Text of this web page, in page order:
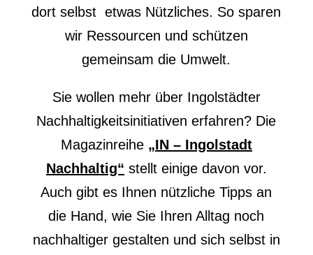
dort selbst etwas Nützliches. So sparen
wir Ressourcen und schützen
gemeinsam die Umwelt.
Sie wollen mehr über Ingolstädter
Nachhaltigkeitsinitiativen erfahren? Die
Magazinreihe „IN – Ingolstadt
Nachhaltig“ stellt einige davon vor.
Auch gibt es Ihnen nützliche Tipps an
die Hand, wie Sie Ihren Alltag noch
nachhaltiger gestalten und sich selbst in